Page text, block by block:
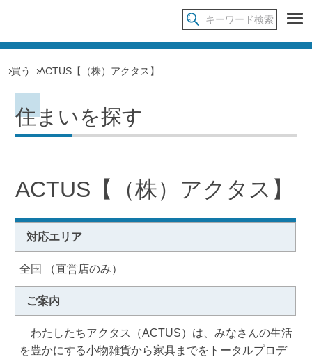
買う ACTUS【（株）アクタス】
住まいを探す
ACTUS【（株）アクタス】
対応エリア
全国 （直営店のみ）
ご案内
わたしたちアクタス（ACTUS）は、みなさんの生活
を豊かにする小物雑貨から家具までをトータルプロデ